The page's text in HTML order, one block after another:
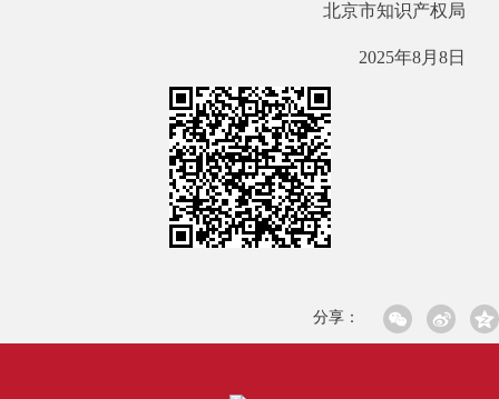
北京市知识产权局
2025年8月8日
分享：